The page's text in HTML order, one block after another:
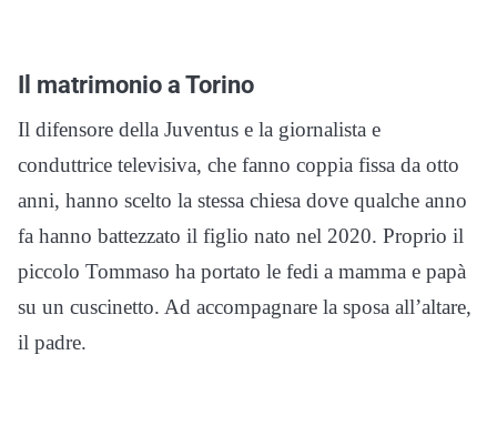
Il matrimonio a Torino
Il difensore della Juventus e la giornalista e
conduttrice televisiva, che fanno coppia fissa da otto
anni, hanno scelto la stessa chiesa dove qualche anno
fa hanno battezzato il figlio nato nel 2020. Proprio il
piccolo Tommaso ha portato le fedi a mamma e papà
su un cuscinetto. Ad accompagnare la sposa all’altare,
il padre.